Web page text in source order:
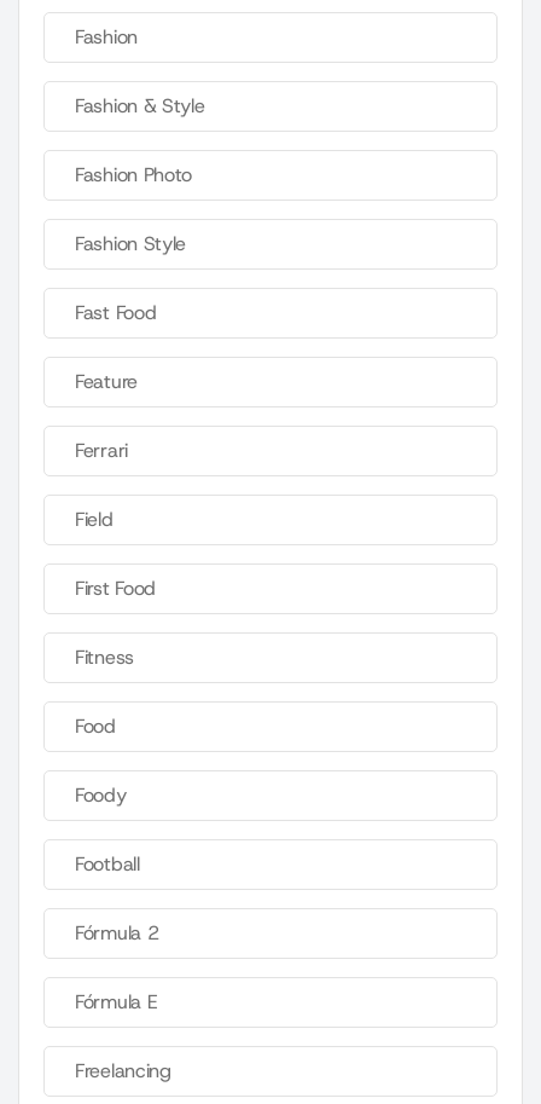
Fashion
Fashion & Style
Fashion Photo
Fashion Style
Fast Food
Feature
Ferrari
Field
First Food
Fitness
Food
Foody
Football
Fórmula 2
Fórmula E
Freelancing